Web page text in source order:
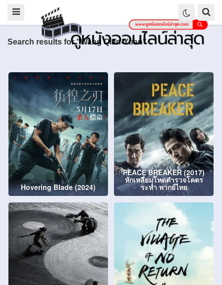
Search results for "Wang Qian-Yuan"
Hovering Blade (2024)
PEACE BREAKER (2017)
หักเหลี่ยมโหดตำรวจโคตร
ระห่ำ พากย์ไทย